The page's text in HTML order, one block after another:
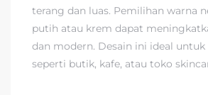
terang dan luas. Pemilihan warna
putih atau krem dapat
dan modern. Desain ini ideal untuk
seperti butik, kafe, atau toko